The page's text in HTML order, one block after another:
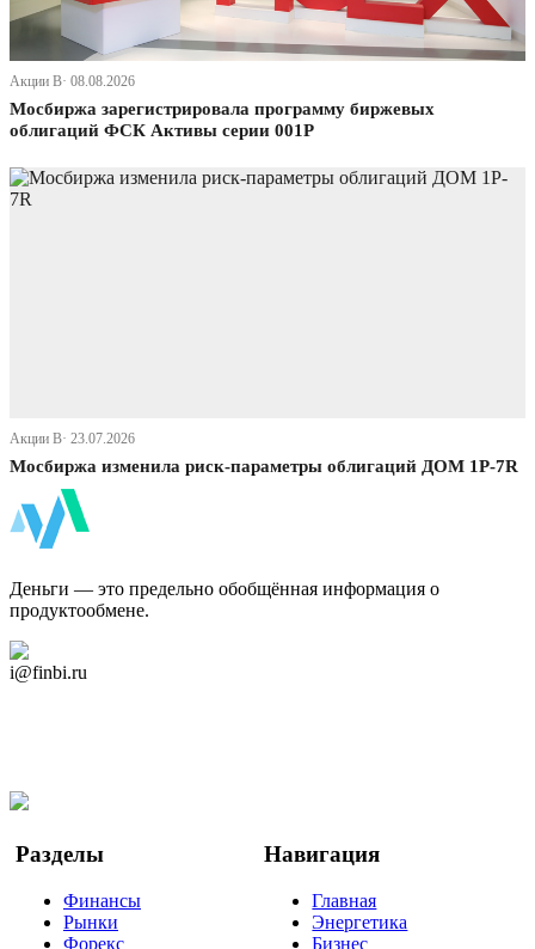
Акции В· 08.08.2026
Мосбиржа зарегистрировала программу биржевых
облигаций ФСК Активы серии 001Р
Акции В· 23.07.2026
Мосбиржа изменила риск-параметры облигаций ДОМ 1P-7R
Деньги — это предельно обобщённая информация о
продуктообмене.
i@finbi.ru
Разделы
Финансы
Рынки
Форекс
Навигация
Главная
Энергетика
Бизнес